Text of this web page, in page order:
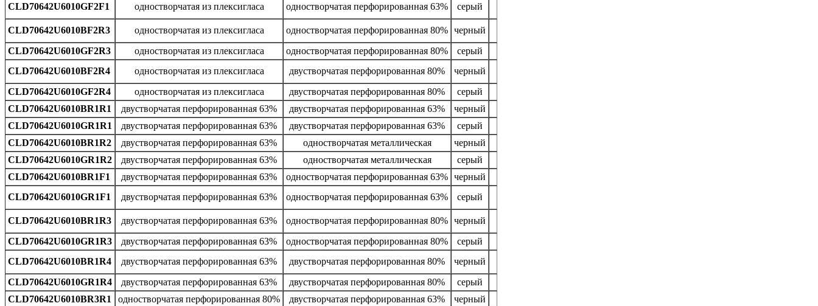
CLD70642U6010GF2F1
одностворчатая из плексигласа одностворчатая перфорированная 63% серый
CLD70642U6010BF2R3 одностворчатая из плексигласа одностворчатая перфорированная 80% черный
CLD70642U6010GF2R3
одностворчатая из плексигласа одностворчатая перфорированная 80%
серый
CLD70642U6010BF2R4
одностворчатая из плексигласа двустворчатая перфорированная 80%
черный
CLD70642U6010GF2R4
одностворчатая из плексигласа двустворчатая перфорированная 80%
серый
CLD70642U6010BR1R1
двустворчатая перфорированная 63% двустворчатая перфорированная 63%
черный
CLD70642U6010GR1R1
двустворчатая перфорированная 63% двустворчатая перфорированная 63%
серый
CLD70642U6010BR1R2
двустворчатая перфорированная 63% одностворчатая металлическая
черный
CLD70642U6010GR1R2
двустворчатая перфорированная 63% одностворчатая металлическая
серый
CLD70642U6010BR1F1
двустворчатая перфорированная 63% одностворчатая перфорированная 63% черный
CLD70642U6010GR1F1
двустворчатая перфорированная 63% одностворчатая перфорированная 63% серый
CLD70642U6010BR1R3 двустворчатая перфорированная 63% одностворчатая перфорированная 80% черный
CLD70642U6010GR1R3
двустворчатая перфорированная 63% одностворчатая перфорированная 80%
серый
CLD70642U6010BR1R4
двустворчатая перфорированная 63% двустворчатая перфорированная 80%
черный
CLD70642U6010GR1R4
двустворчатая перфорированная 63% двустворчатая перфорированная 80%
серый
CLD70642U6010BR3R1
одностворчатая перфорированная 80% двустворчатая перфорированная 63%
черный